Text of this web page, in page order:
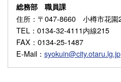
総務部 職員課
住所 ：〒047-8660 小樽市花園
TEL ：0134-32-4111内線215
FAX ：0134-25-1487
E-Mail ： syokuin@city.otaru.lg.jp